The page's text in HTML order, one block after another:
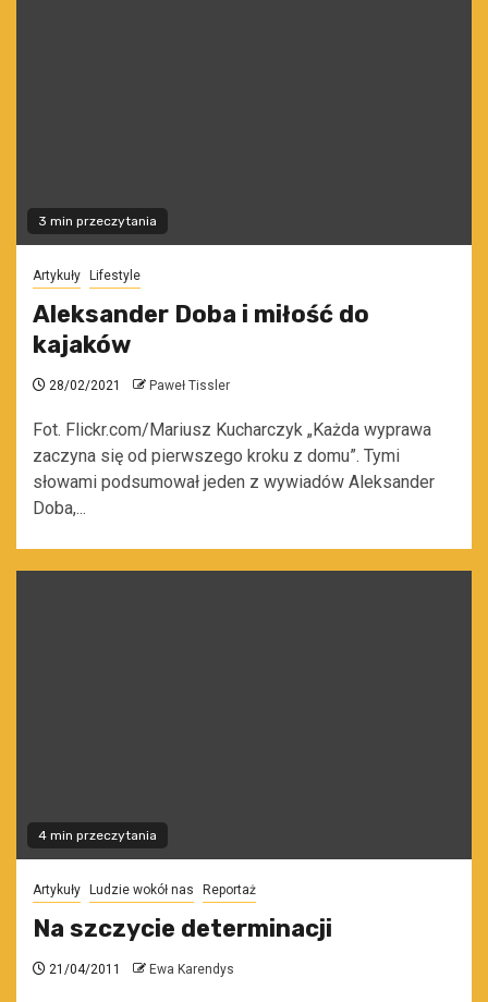
3 min przeczytania
Artykuły Lifestyle
Aleksander Doba i miłość do
kajaków
28/02/2021 Paweł Tissler
Fot. Flickr.com/Mariusz Kucharczyk „Każda wyprawa
zaczyna się od pierwszego kroku z domu”. Tymi
słowami podsumował jeden z wywiadów Aleksander
Doba,...
4 min przeczytania
Artykuły Ludzie wokół nas Reportaż
Na szczycie determinacji
21/04/2011 Ewa Karendys